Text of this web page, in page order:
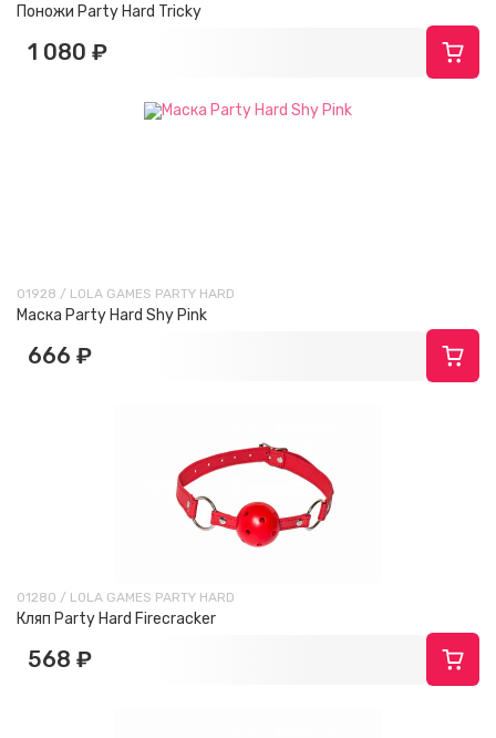
Поножи Party Hard Tricky
1 080 ₽
01928 / LOLA GAMES PARTY HARD
Маска Party Hard Shy Pink
666 ₽
01280 / LOLA GAMES PARTY HARD
Кляп Party Hard Firecracker
568 ₽